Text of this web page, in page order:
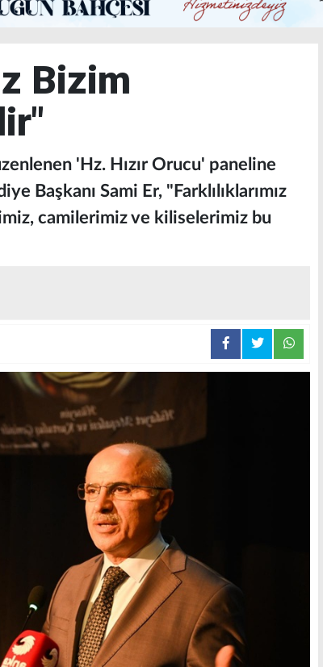
Bizim
'Hz. Hızır Orucu' paneline
Başkanı Sami Er, "Farklılıklarımız
camilerimiz ve kiliselerimiz bu